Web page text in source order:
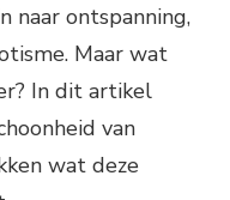
naar ontspanning,
Maar wat
In dit artikel
van
wat deze